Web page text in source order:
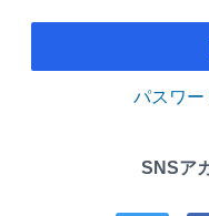
パスワー
SNSア